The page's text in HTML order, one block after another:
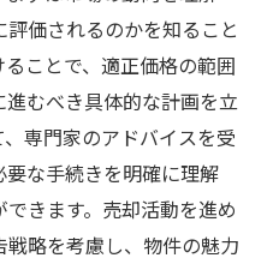
価されるのかを知ること
ことで、適正価格の範囲
むべき具体的な計画を立
専門家のアドバイスを受
要な手続きを明確に理解
きます。売却活動を進め
略を考慮し、物件の魅力